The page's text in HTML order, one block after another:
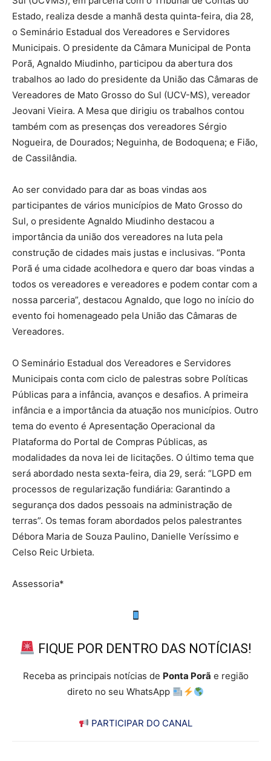
Estado, realiza desde a manhã desta quinta-feira, dia 28,
o Seminário Estadual dos Vereadores e Servidores
Municipais. O presidente da Câmara Municipal de Ponta
Porã, Agnaldo Miudinho, participou da abertura dos
trabalhos ao lado do presidente da União das Câmaras de
Vereadores de Mato Grosso do Sul (UCV-MS), vereador
Jeovani Vieira. A Mesa que dirigiu os trabalhos contou
também com as presenças dos vereadores Sérgio
Nogueira, de Dourados; Neguinha, de Bodoquena; e Fião,
de Cassilândia.
Ao ser convidado para dar as boas vindas aos
participantes de vários municípios de Mato Grosso do
Sul, o presidente Agnaldo Miudinho destacou a
importância da união dos vereadores na luta pela
construção de cidades mais justas e inclusivas. “Ponta
Porã é uma cidade acolhedora e quero dar boas vindas a
todos os vereadores e vereadores e podem contar com a
nossa parceria”, destacou Agnaldo, que logo no início do
evento foi homenageado pela União das Câmaras de
Vereadores.
O Seminário Estadual dos Vereadores e Servidores
Municipais conta com ciclo de palestras sobre Políticas
Públicas para a infância, avanços e desafios. A primeira
infância e a importância da atuação nos municípios. Outro
tema do evento é Apresentação Operacional da
Plataforma do Portal de Compras Públicas, as
modalidades da nova lei de licitações. O último tema que
será abordado nesta sexta-feira, dia 29, será: “LGPD em
processos de regularização fundiária: Garantindo a
segurança dos dados pessoais na administração de
terras”. Os temas foram abordados pelos palestrantes
Débora Maria de Souza Paulino, Danielle Veríssimo e
Celso Reic Urbieta.
Assessoria*
FIQUE POR DENTRO DAS NOTÍCIAS!
Receba as principais notícias de Ponta Porã e região
direto no seu WhatsApp
PARTICIPAR DO CANAL